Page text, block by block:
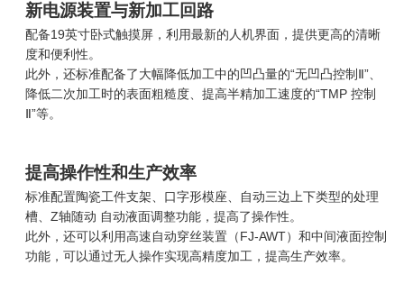
新电源装置与新加工回路
配备19英寸卧式触摸屏，利用最新的人机界面，提供更高的清晰
度和便利性。
此外，还标准配备了大幅降低加工中的凹凸量的“无凹凸控制Ⅱ”、
降低二次加工时的表面粗糙度、提高半精加工速度的“TMP 控制
Ⅱ”等。
提高操作性和生产效率
标准配置陶瓷工件支架、口字形模座、自动三边上下类型的处理
槽、Z轴随动 自动液面调整功能，提高了操作性。
此外，还可以利用高速自动穿丝装置（FJ-AWT）和中间液面控制
功能，可以通过无人操作实现高精度加工，提高生产效率。